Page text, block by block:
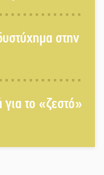
στην Ταϊβάν:
παγκόσμια
στο
στην
το «ζεστό»